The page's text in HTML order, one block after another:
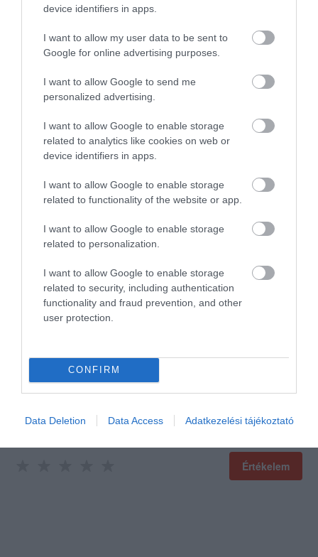
device identifiers in apps.
I want to allow my user data to be sent to
Google for online advertising purposes.
I want to allow Google to send me
personalized advertising.
I want to allow Google to enable storage
related to analytics like cookies on web or
device identifiers in apps.
I want to allow Google to enable storage
related to functionality of the website or app.
I want to allow Google to enable storage
related to personalization.
I want to allow Google to enable storage
related to security, including authentication
functionality and fraud prevention, and other
user protection.
CONFIRM
Data Deletion Data Access Adatkezelési tájékoztató
5.0 5 1
4 0
3 0
1
Tóth Brigitta
2017. Augusztus 29.
mindenkinek!
Értékeld Te is!
Értékelem